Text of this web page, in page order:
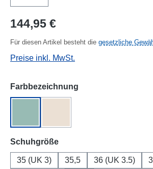
Regulärer Preis:
144,95 €
Für diesen Artikel besteht die gesetzliche
Preise inkl. MwSt.
Farbbezeichnung
Schuhgrößeauswählen
35 (UK 3) 35,5 36 (UK 3.5)